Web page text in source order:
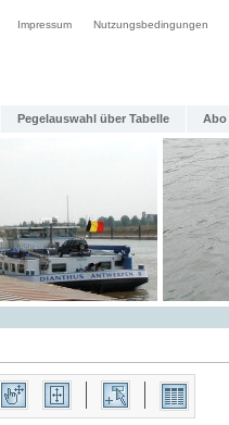
Impressum Nutzungsbedingungen
Pegelauswahl über Tabelle Abo